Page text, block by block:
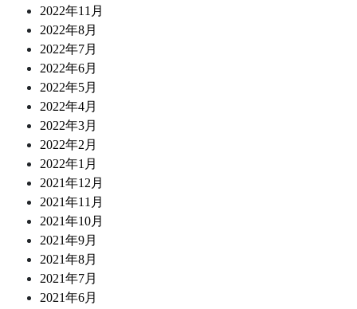
2022年11月
2022年8月
2022年7月
2022年6月
2022年5月
2022年4月
2022年3月
2022年2月
2022年1月
2021年12月
2021年11月
2021年10月
2021年9月
2021年8月
2021年7月
2021年6月